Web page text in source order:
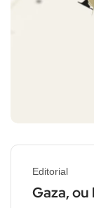
Editorial
Gaza,